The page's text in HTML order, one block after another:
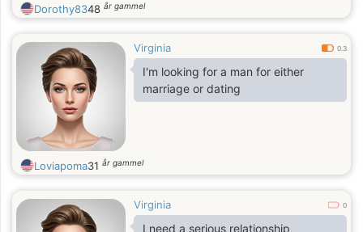
Dorothy8348 år gammel
Virginia 0.3
I'm looking for a man for either
marriage or dating
Loviapoma31 år gammel
Virginia 0
I need a serious relationship